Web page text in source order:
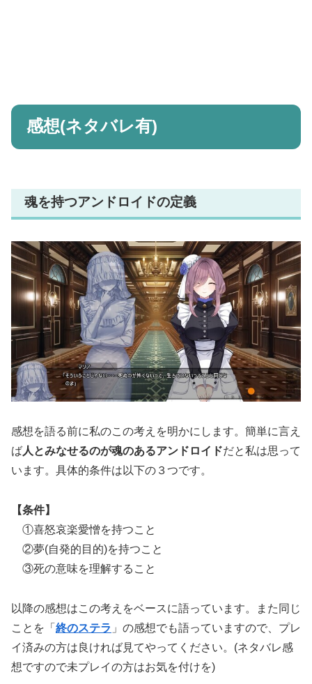
感想(ネタバレ有)
魂を持つアンドロイドの定義
感想を語る前に私のこの考えを明かにします。簡単に言え
ば人とみなせるのが魂のあるアンドロイドだと私は思って
います。具体的条件は以下の３つです。
【条件】
①喜怒哀楽愛憎を持つこと
②夢(自発的目的)を持つこと
③死の意味を理解すること
以降の感想はこの考えをベースに語っています。また同じ
ことを「 終のステラ 」の感想でも語っていますので、プレ
イ済みの方は良ければ見てやってください。(ネタバレ感
想ですので未プレイの方はお気を付けを)